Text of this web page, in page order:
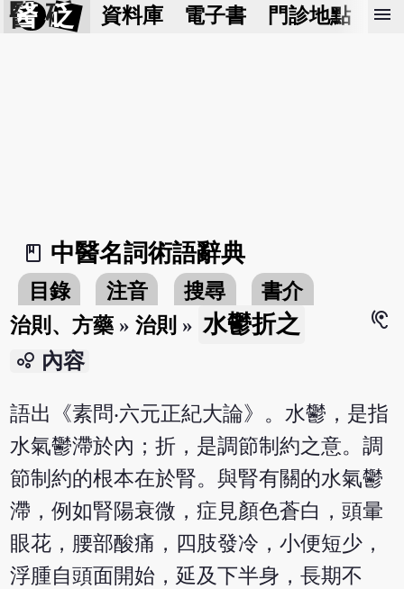
醫 砭 資料庫 電子書 門診地點 預
menu
book_2
中醫名詞術語辭典
目錄 注音 搜尋
書介
治則、方藥 »治則 » 水鬱折之
hearing
bubble_chart 內容
語出《素問‧六元正紀大論》。水鬱，是指
水氣鬱滯於內；折，是調節制約之意。調
節制約的根本在於腎。與腎有關的水氣鬱
滯，例如腎陽衰微，症見顏色蒼白，頭暈
眼花，腰部酸痛，四肢發冷，小便短少，
浮腫自頭面開始，延及下半身，長期不